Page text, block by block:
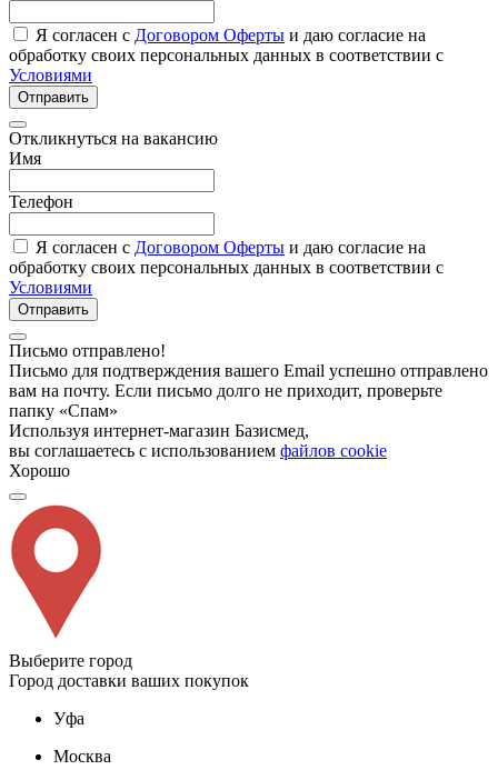
Я согласен с Договором Оферты и даю согласие на
обработку своих персональных данных в соответствии с
Условиями
Отправить
Откликнуться на вакансию
Имя
Телефон
Я согласен с Договором Оферты и даю согласие на
обработку своих персональных данных в соответствии с
Условиями
Отправить
Письмо отправлено!
Письмо для подтверждения вашего Email успешно отправлено
вам на почту. Если письмо долго не приходит, проверьте
папку «Спам»
Используя интернет-магазин Базисмед,
вы соглашаетесь с использованием файлов cookie
Хорошо
Выберите город
Город доставки ваших покупок
Уфа
Москва